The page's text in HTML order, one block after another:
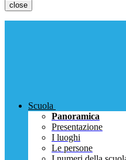
close
Scuola
Panoramica
Presentazione
I luoghi
Le persone